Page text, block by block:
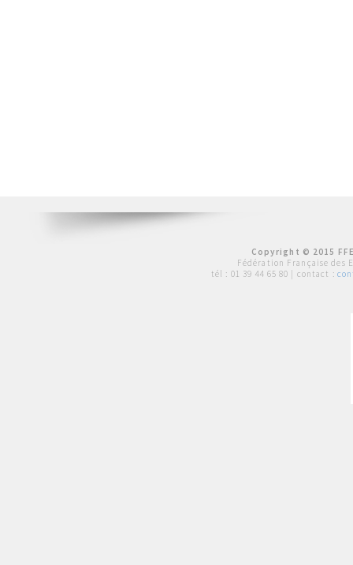
Copyright © 2015
Fédération Française des
tél : 01 39 44 65 80 | contact :